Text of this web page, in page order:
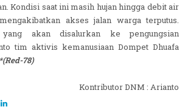
Kondisi saat ini masih hujan hingga debit air
akses jalan warga terputus.
yang akan disalurkan ke pengungsian
tim aktivis kemanusiaan Dompet Dhuafa
78)
Kontributor DNM : Arianto